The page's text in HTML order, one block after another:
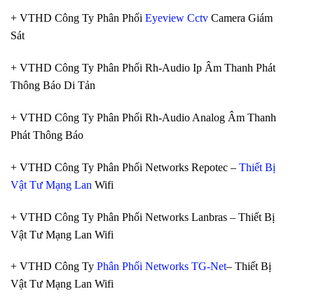
+ VTHD Công Ty Phân Phối Eyeview Cctv Camera Giám
Sát
+ VTHD Công Ty Phân Phối Rh-Audio Ip Âm Thanh Phát
Thông Báo Di Tản
+ VTHD Công Ty Phân Phối Rh-Audio Analog Âm Thanh
Phát Thông Báo
+ VTHD Công Ty Phân Phối Networks Repotec – Thiết Bị
Vật Tư Mạng Lan Wifi
+ VTHD Công Ty Phân Phối Networks Lanbras – Thiết Bị
Vật Tư Mạng Lan Wifi
+ VTHD Công Ty Phân Phối Networks TG-Net– Thiết Bị
Vật Tư Mạng Lan Wifi